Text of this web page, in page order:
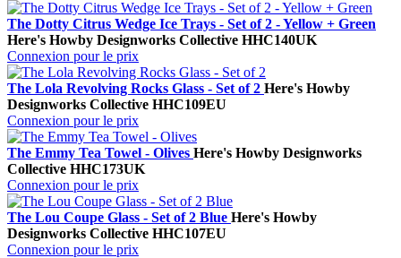
The Dotty Citrus Wedge Ice Trays - Set of 2 - Yellow + Green
Here's Howby Designworks Collective HHC140UK
Connexion pour le prix
The Lola Revolving Rocks Glass - Set of 2 Here's Howby
Designworks Collective HHC109EU
Connexion pour le prix
The Emmy Tea Towel - Olives Here's Howby Designworks
Collective HHC173UK
Connexion pour le prix
The Lou Coupe Glass - Set of 2 Blue Here's Howby
Designworks Collective HHC107EU
Connexion pour le prix